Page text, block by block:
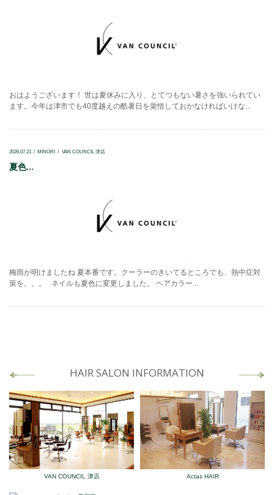
おはようございます！ 世は夏休みに入り、とてつもない暑さを強いられてい
ます。今年は津市でも40度越えの酷暑日を覚悟しておかなければいけな...
2026.07.21 MINORI VAN COUNCIL 津店
夏色...
梅雨が明けましたね 夏本番です。クーラーのきいてるところでも、熱中症対
策を。。。 ネイルも夏色に変更しました。 ヘアカラー...
HAIR SALON INFORMATION
VAN COUNCIL 津店 Actas HAIR